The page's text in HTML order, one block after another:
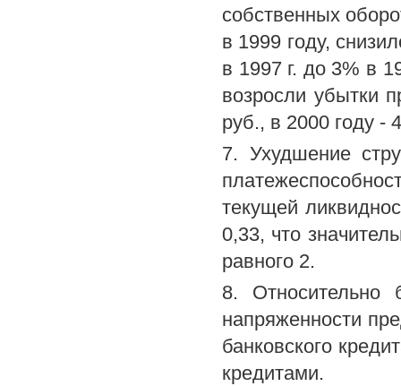
собственных
в 1999 году,
в 1997 г. до 3% в
возросли убытки
руб., в 2000 году -
7. Ухудшение
текущей
0,33, что
равного 2.
8. Относительно
напряженности
банковского
кредитами.